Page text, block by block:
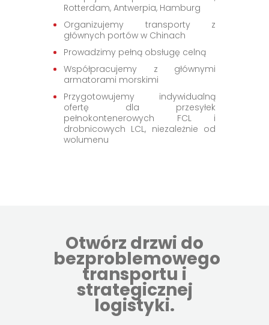
Rotterdam, Antwerpia, Hamburg
Organizujemy transporty z
głównych portów w Chinach
Prowadzimy pełną obsługę celną
Współpracujemy z głównymi
armatorami morskimi
Przygotowujemy indywidualną
ofertę dla przesyłek
pełnokontenerowych FCL i
drobnicowych LCL, niezależnie od
wolumenu
Otwórz drzwi do
bezproblemowego
transportu i
strategicznej
logistyki.